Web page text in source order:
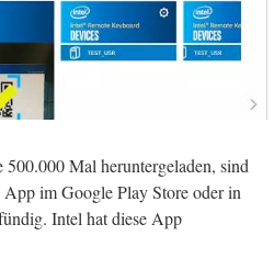
Mal heruntergeladen, sind
im Google Play Store oder in
Intel hat diese App